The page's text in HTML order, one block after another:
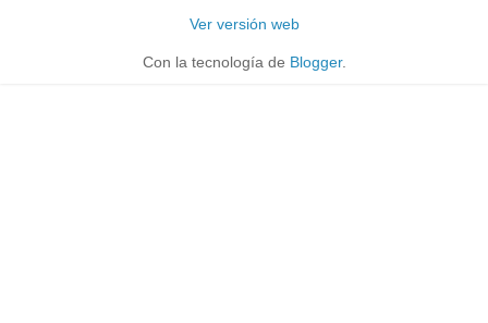
Ver versión web
Con la tecnología de Blogger.